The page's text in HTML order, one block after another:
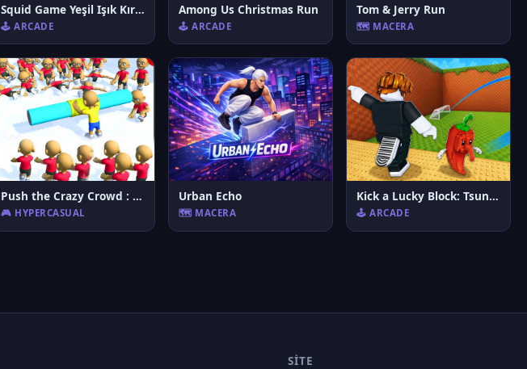
Squid Game Yeşil Işık Kırmızı Işık İpuçları
🕹️ ARCADE
Among Us Christmas Run
🕹️ ARCADE
Tom & Jerry Run
🗺️ MACERA
Push the Crazy Crowd : Stickman Clash 3D
🎮 HYPERCASUAL
Urban Echo
🗺️ MACERA
Kick a Lucky Block: Tsunami Football
🕹️ ARCADE
SITE